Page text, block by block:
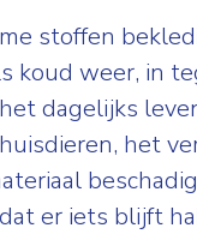
stoffen
koud weer, in
dagelijks
het
er iets blijft